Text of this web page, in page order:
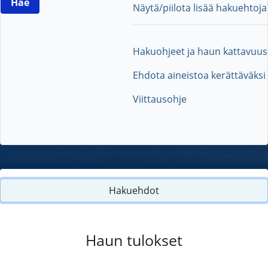
Näytä/piilota lisää hakuehtoja
Hakuohjeet ja haun kattavuus
Ehdota aineistoa kerättäväksi
Viittausohje
Hakuehdot
Haun tulokset